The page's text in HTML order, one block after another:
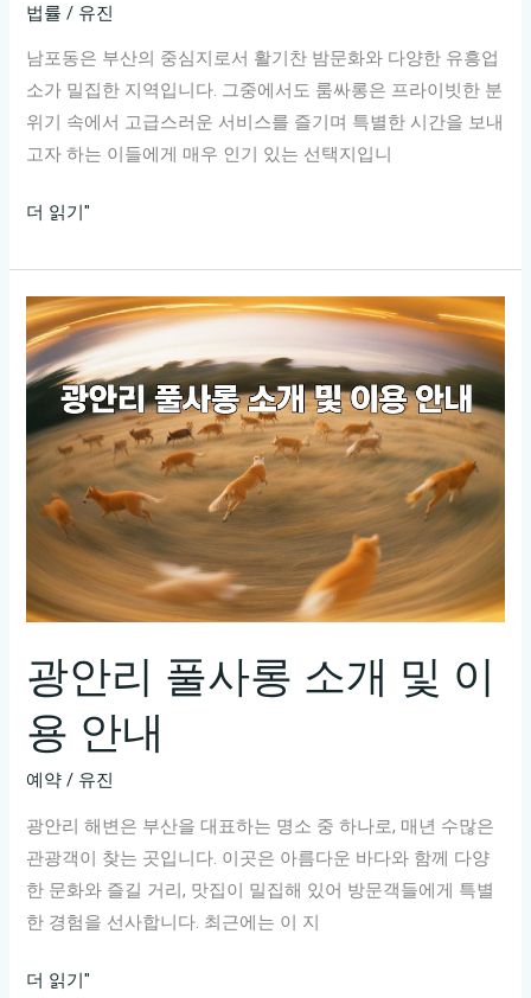
면
서
도
클
릭
유
수
있
는
목
으
로
들
어
리
겠
습
다.
제
목
을
입
해
법률 / 유진
남포동은 부산의 중심지로서 활기찬 밤문화와 다양한 유흥업
소가 밀집한 지역입니다. 그중에서도 룸싸롱은 프라이빗한 분
위기 속에서 고급스러운 서비스를 즐기며 특별한 시간을 보내
고자 하는 이들에게 매우 인기 있는 선택지입니
남
동
최
고
의
싸
롱
추
라
이
빗
한
즐
거
움
을
경
험
하
요
더 읽기"
광안리 풀사롱 소개 및 이
용 안내
예약 / 유진
광안리 해변은 부산을 대표하는 명소 중 하나로, 매년 수많은
관광객이 찾는 곳입니다. 이곳은 아름다운 바다와 함께 다양
한 문화와 즐길 거리, 맛집이 밀집해 있어 방문객들에게 특별
한 경험을 선사합니다. 최근에는 이 지
광
더 읽기"